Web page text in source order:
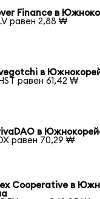
Finance в
равен 2,88 ₩
в
равен 61,42 ₩
в
равен 70,29 ₩
Cooperative в